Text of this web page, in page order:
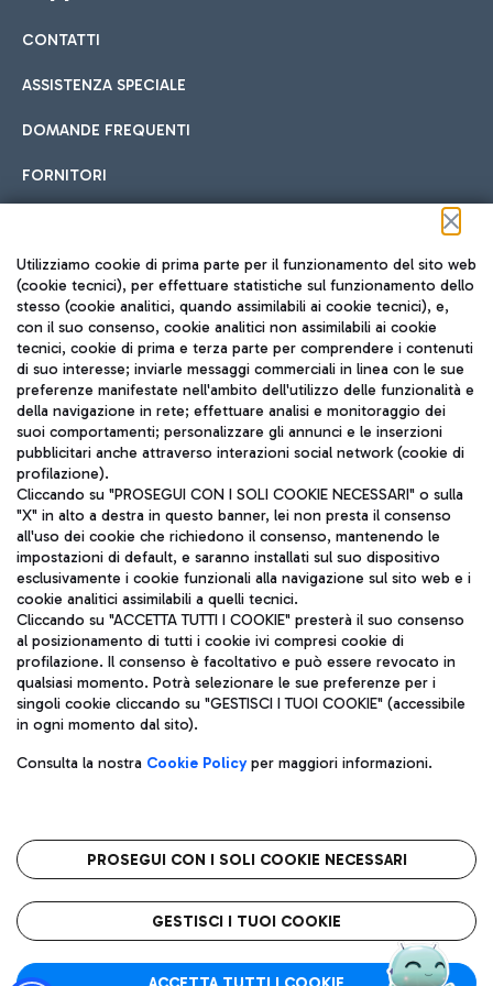
Cucina Internazionale
Fast Food
Pizza
Gelateria
Wine Bar & Sparkling
Hotel in aeroporto
Scegli l'alloggio più adatto e approfitta della vicinanza
all'aeroporto.
Car sharing
Con il Car Sharing è ancora più facile spostarsi
Treno
Raggiungi velocemente l'aeroporto di Fiumicino da Roma
tramite i servizi ferroviari Trenitalia.
Autobus
Scopri le linee di autobus per raggiungere l'aeroporto
Leonardo Da Vinci.
Raggiungi l’aeroporto senza pensieri con il servizio di taxi a
Ristoranti
Scopri la nostra offerta per una pausa gustosa in aeroporto
Mappa Aeroporto Fiumicino
CONTATTI
ASSISTENZA SPECIALE
DOMANDE FREQUENTI
FORNITORI
Seguici sui social
TRAVEL JOURNAL
ITA
Aeroporti di Roma S.p.A. - Società soggetta a direzione e
coordinamento di Mundys S.p.A.
Codice fiscale e Registro delle Imprese di Roma 13032990155 P.
IVA 06572251004
Capitale sociale 62.224.743,00 int. vers.
Sede legale: Via Pier Paolo Racchetti 1 - 00054 Fiumicino (RM)
telefono +39 06 65951
Privacy policy
Note legali
Roma FCO
L'aeroporto stellato
Utilizziamo cookie di prima parte per il funzionamento del sito web
(cookie tecnici), per effettuare statistiche sul funzionamento dello
stesso (cookie analitici, quando assimilabili ai cookie tecnici), e,
con il suo consenso, cookie analitici non assimilabili ai cookie
tecnici, cookie di prima e terza parte per comprendere i contenuti
di suo interesse; inviarle messaggi commerciali in linea con le sue
preferenze manifestate nell'ambito dell'utilizzo delle funzionalità e
della navigazione in rete; effettuare analisi e monitoraggio dei
suoi comportamenti; personalizzare gli annunci e le inserzioni
pubblicitari anche attraverso interazioni social network (cookie di
profilazione).
Cliccando su "PROSEGUI CON I SOLI COOKIE NECESSARI" o sulla
"X" in alto a destra in questo banner, lei non presta il consenso
all'uso dei cookie che richiedono il consenso, mantenendo le
impostazioni di default, e saranno installati sul suo dispositivo
esclusivamente i cookie funzionali alla navigazione sul sito web e i
cookie analitici assimilabili a quelli tecnici.
Cliccando su "ACCETTA TUTTI I COOKIE" presterà il suo consenso
al posizionamento di tutti i cookie ivi compresi cookie di
profilazione. Il consenso è facoltativo e può essere revocato in
qualsiasi momento. Potrà selezionare le sue preferenze per i
singoli cookie cliccando su "GESTISCI I TUOI COOKIE" (accessibile
in ogni momento dal sito).
Consulta la nostra Cookie Policyper maggiori informazioni.
PROSEGUI CON I SOLI COOKIE NECESSARI
GESTISCI I TUOI COOKIE